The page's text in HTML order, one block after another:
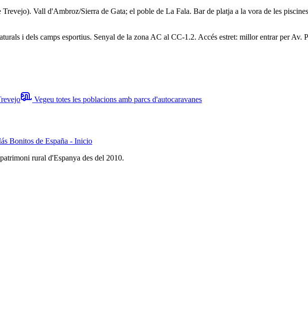
Vall d'Ambroz/Sierra de Gata; el poble de La Fala. Bar de platja a la vora de les
i dels camps esportius. Senyal de la zona AC al CC-1.2. Accés estret: millor entrar per
Vegeu totes les poblacions amb parcs d'autocaravanes
Bonitos de España - Inicio
rural d'Espanya des del 2010.